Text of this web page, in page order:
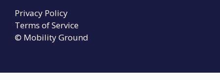
© Mobility Ground
Privacy Policy
Terms of Service